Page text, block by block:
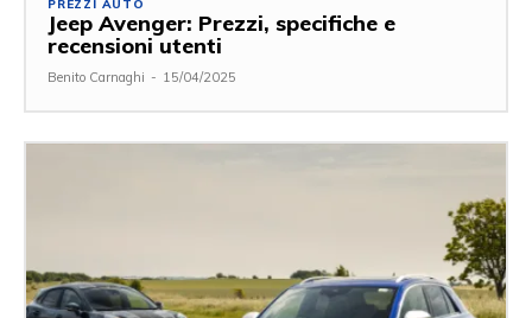
PREZZI AUTO
Jeep Avenger: Prezzi, specifiche e
recensioni utenti
Benito Carnaghi - 15/04/2025